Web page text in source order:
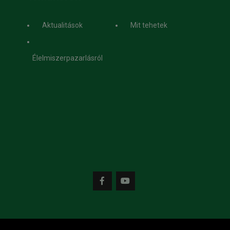
Aktualitások
Élelmiszerpazarlásról
Mit tehetek